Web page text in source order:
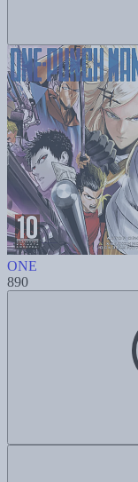
ONE
890